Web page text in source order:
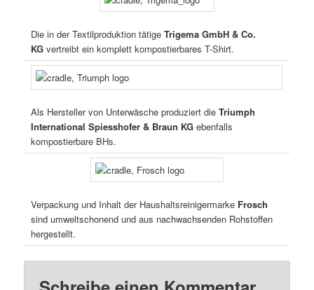
Die in der Textilproduktion tätigeTrigema GmbH & Co.
KG vertreibt ein komplett kompostierbares T-Shirt.
Als Hersteller von Unterwäsche produziert dieTriumph
International Spiesshofer & Braun KG ebenfalls
kompostierbare BHs.
Verpackung und Inhalt der Haushaltsreinigermarke Frosch
sind umweltschonend und aus nachwachsenden Rohstoffen
hergestellt.